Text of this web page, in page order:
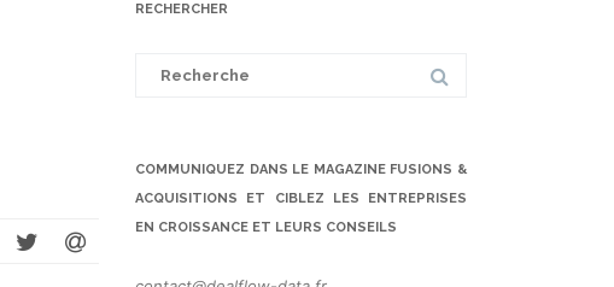
RECHERCHER
COMMUNIQUEZ DANS LE MAGAZINE FUSIONS &
ACQUISITIONS ET CIBLEZ LES ENTREPRISES
EN CROISSANCE ET LEURS CONSEILS